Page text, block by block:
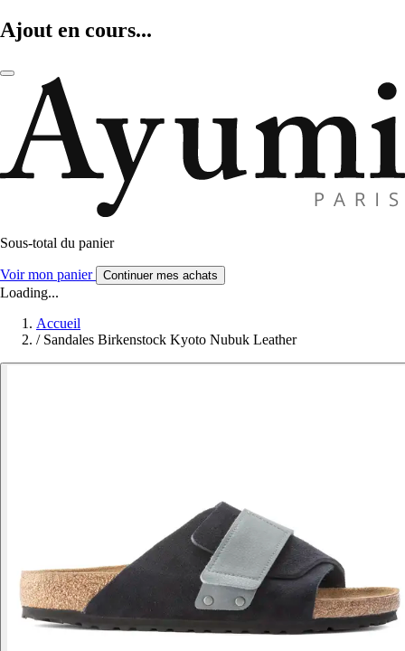
Ajout en cours...
Sous-total du panier
Voir mon panier Continuer mes achats
Loading...
Accueil
/ Sandales Birkenstock Kyoto Nubuk Leather